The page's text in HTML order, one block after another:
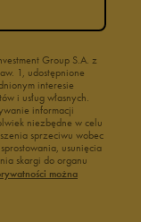
Group S.A. z
1, udostępnione
interesie
i usług własnych.
informacji
niezbędne w celu
sprzeciwu wobec
usunięcia
skargi do organu
można